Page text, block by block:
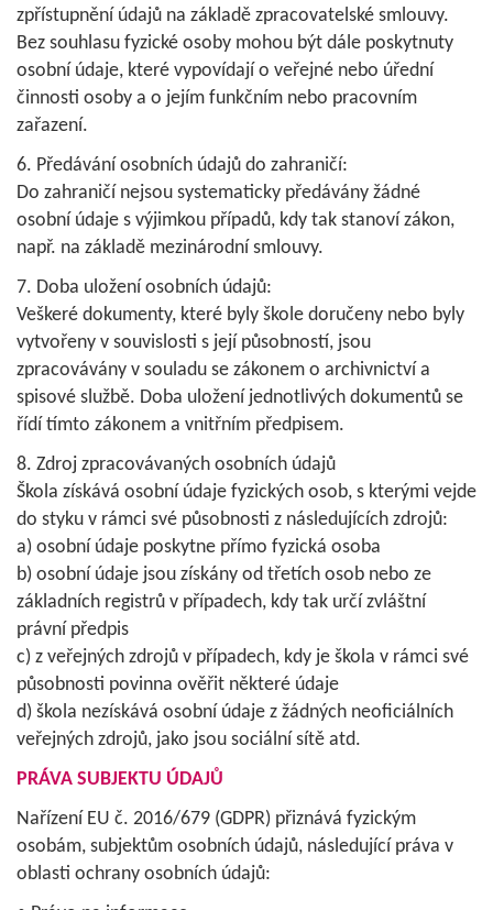
zpřístupnění údajů na základě zpracovatelské smlouvy.
Bez souhlasu fyzické osoby mohou být dále poskytnuty
osobní údaje, které vypovídají o veřejné nebo úřední
činnosti osoby a o jejím funkčním nebo pracovním
zařazení.
6. Předávání osobních údajů do zahraničí:
Do zahraničí nejsou systematicky předávány žádné
osobní údaje s výjimkou případů, kdy tak stanoví zákon,
např. na základě mezinárodní smlouvy.
7. Doba uložení osobních údajů:
Veškeré dokumenty, které byly škole doručeny nebo byly
vytvořeny v souvislosti s její působností, jsou
zpracovávány v souladu se zákonem o archivnictví a
spisové službě. Doba uložení jednotlivých dokumentů se
řídí tímto zákonem a vnitřním předpisem.
8. Zdroj zpracovávaných osobních údajů
Škola získává osobní údaje fyzických osob, s kterými vejde
do styku v rámci své působnosti z následujících zdrojů:
a) osobní údaje poskytne přímo fyzická osoba
b) osobní údaje jsou získány od třetích osob nebo ze
základních registrů v případech, kdy tak určí zvláštní
právní předpis
c) z veřejných zdrojů v případech, kdy je škola v rámci své
působnosti povinna ověřit některé údaje
d) škola nezískává osobní údaje z žádných neoficiálních
veřejných zdrojů, jako jsou sociální sítě atd.
PRÁVA SUBJEKTU ÚDAJŮ
Nařízení EU č. 2016/679 (GDPR) přiznává fyzickým
osobám, subjektům osobních údajů, následující práva v
oblasti ochrany osobních údajů: